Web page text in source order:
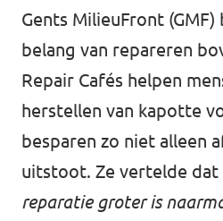
Gents MilieuFront
belang van repareren
Repair Cafés helpen
herstellen van kapotte
besparen zo niet alleen
uitstoot. Ze vertelde dat
reparatie groter is